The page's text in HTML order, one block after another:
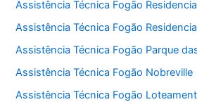
Assistência Técnica Fogão
Assistência Técnica Fogão
Assistência Técnica Fogão Parque
Assistência Técnica Fogão Nobreville
Assistência Técnica Fogão